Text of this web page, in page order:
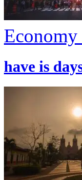
Economy
have is